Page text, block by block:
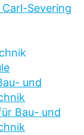
Severing
und
Bau- und